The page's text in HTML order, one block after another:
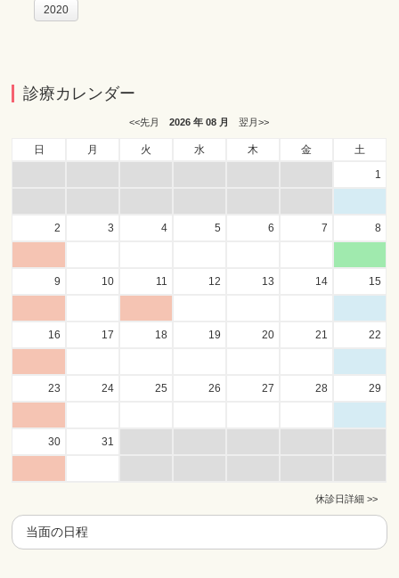
2020
診療カレンダー
<<先月 2026 年 08 月 翌月>>
日 月 火 水 木 金
土
1
2 3 4 5 6 7 8
9 10 11 12 13 14 15
16 17 18 19 20 21 22
23 24 25 26 27 28 29
30 31
休診日詳細 >>
当面の日程